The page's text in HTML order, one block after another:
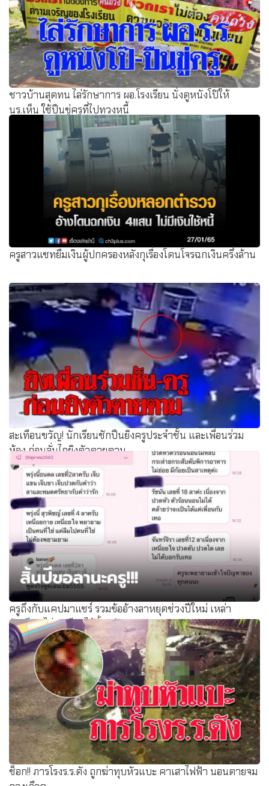
ชาวบ้านสุดทน ไล่รักษาการ ผอ.โรงเรียน นั่งดูหนังโป๊ให้
นร.เห็น ใช้ปืนขู่ครูที่ไปทวงหนี้
ครูสาวแชทยืมเงินผู้ปกครองหลังกุเรื่องโดนโจรฉกเงินครึ่งล้าน
สะเทือนขวัญ! นักเรียนชักปืนยิงครูประจำชั้น และเพื่อนร่วม
ห้อง ก่อนลั่นไกยิงตัวตายตาม
ครูถึงกับแคปมาแชร์ รวมข้ออ้างลาหยุดช่วงปีใหม่ เหล่า
นักเรียน ไม่มาเรียนได้มั้ยครับ
ช็อก!! ภารโรงร.ร.ดัง ถูกฆ่าทุบหัวแบะ คาเสาไฟฟ้า นอนตายจม